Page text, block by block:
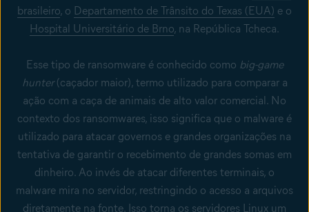
brasileiro, o Departamento de Trânsito do Texas (EUA) e o
Hospital Universitário de Brno, na República Tcheca.
Esse tipo de ransomware é conhecido como big-game
hunter(caçador maior), termo utilizado para comparar a
ação com a caça de animais de alto valor comercial. No
contexto dos ransomwares, isso significa que o malware é
utilizado para atacar governos e grandes organizações na
tentativa de garantir o recebimento de grandes somas em
dinheiro. Ao invés de atacar diferentes terminais, o
malware mira no servidor, restringindo o acesso a arquivos
diretamente na fonte. Isso torna os servidores Linux um